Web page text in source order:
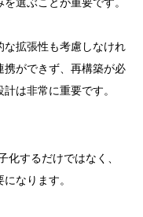
な拡張性も考慮しなけれ
携ができず、再構築が必
は非常に重要です。
化するだけではなく、
なります。